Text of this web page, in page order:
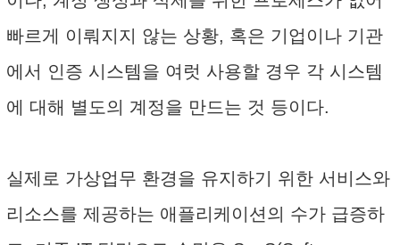
빠르게 이뤄지지 않는 상황, 혹은 기업이나 기관
에서 인증 시스템을 여럿 사용할 경우 각 시스템
에 대해 별도의 계정을 만드는 것 등이다.
실제로 가상업무 환경을 유지하기 위한 서비스와
리소스를 제공하는 애플리케이션의 수가 급증하